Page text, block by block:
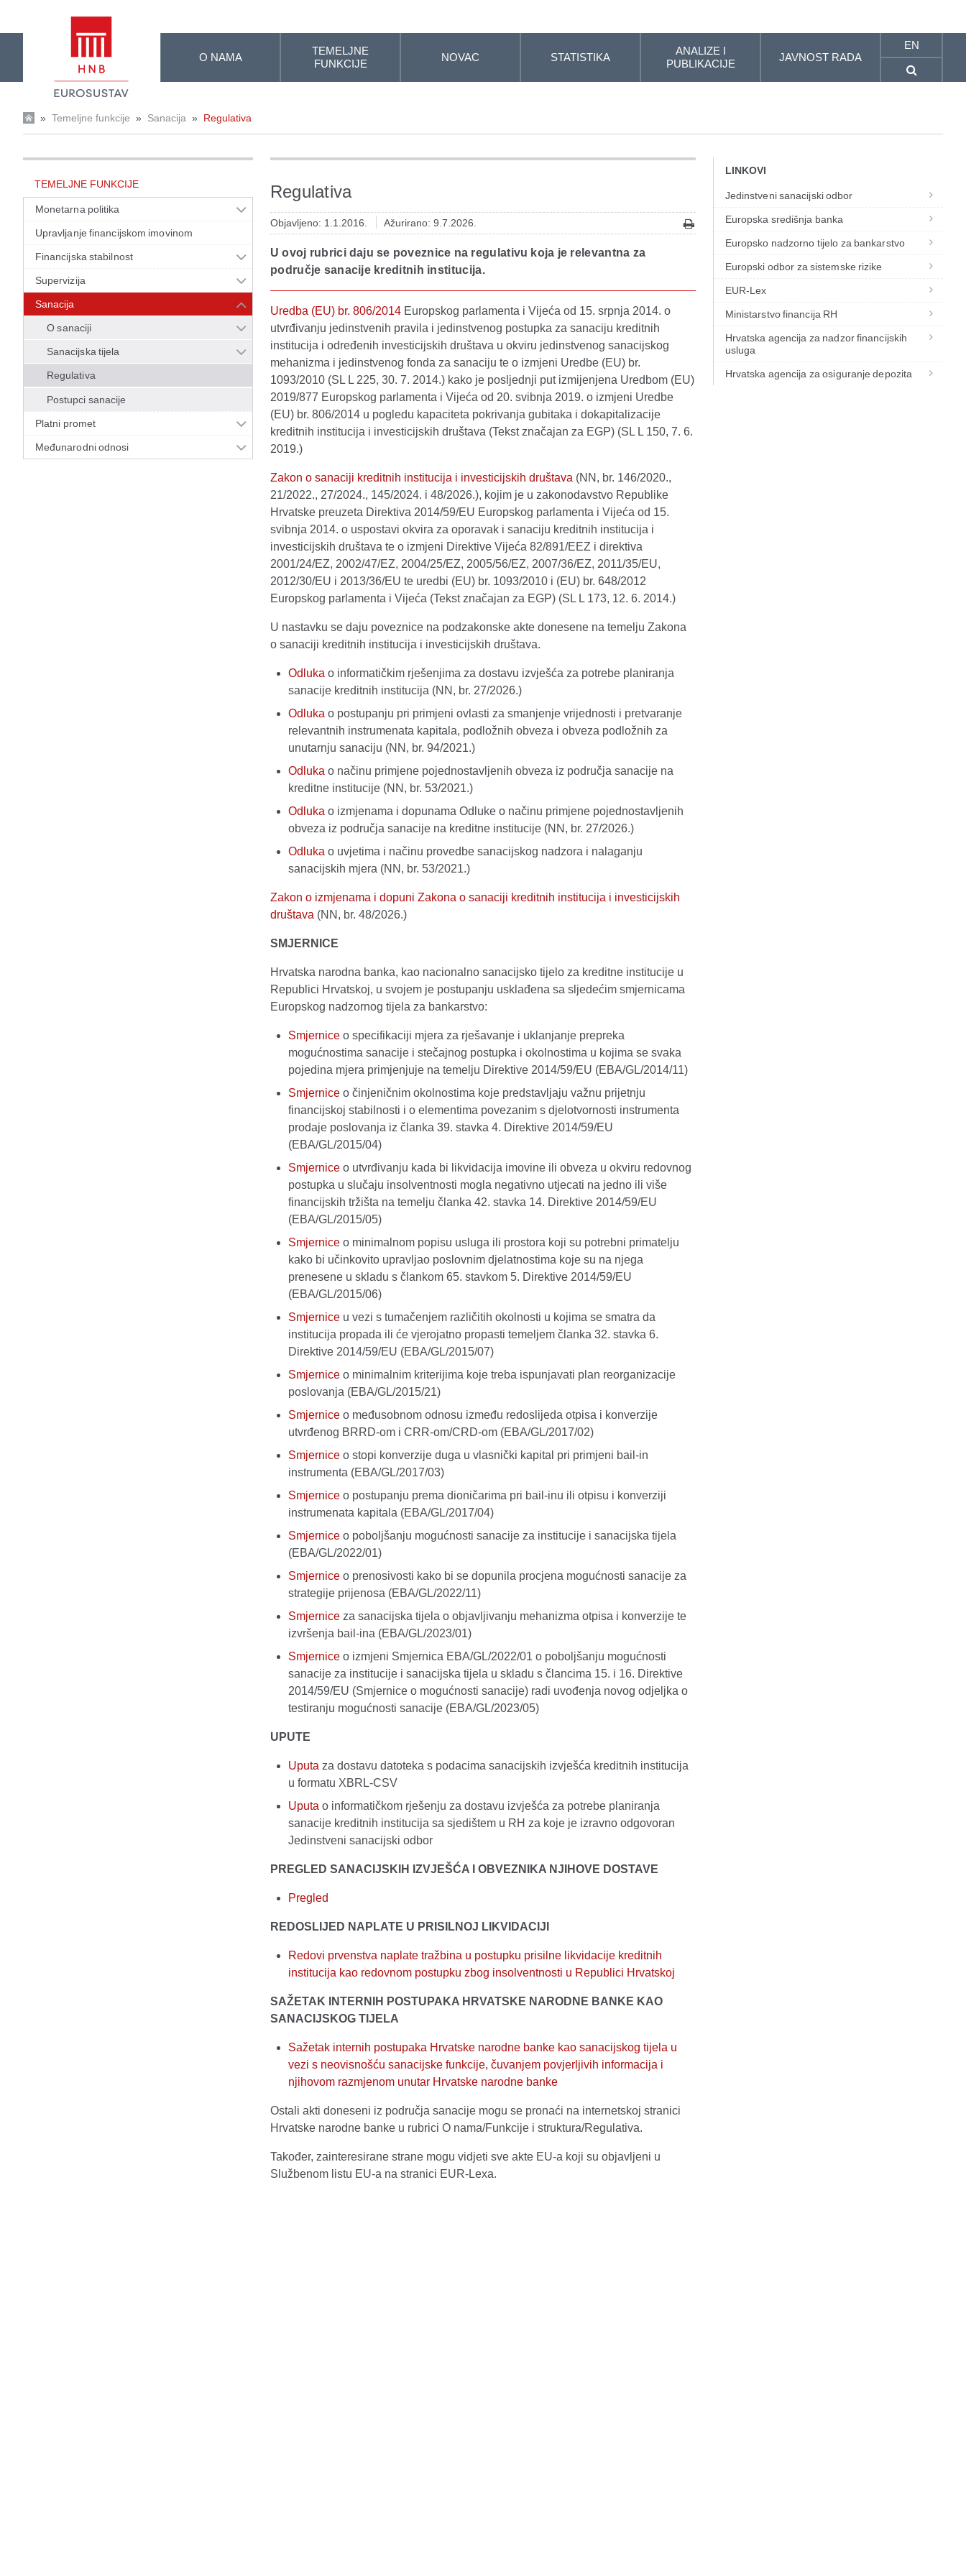
O NAMA
TEMELJNE
FUNKCIJE
NOVAC STATISTIKA
ANALIZE I
PUBLIKACIJE
JAVNOST RADA
EN
» Temeljne funkcije » Sanacija » Regulativa
TEMELJNE FUNKCIJE
Monetarna politika
Upravljanje financijskom imovinom
Financijska stabilnost
Supervizija
Sanacija
O sanaciji
Sanacijska tijela
Regulativa
Postupci sanacije
Platni promet
Međunarodni odnosi
Regulativa
Objavljeno: 1.1.2016. Ažurirano: 9.7.2026.
U ovoj rubrici daju se poveznice na regulativu koja je relevantna za
područje sanacije kreditnih institucija.
Uredba (EU) br. 806/2014 Europskog parlamenta i Vijeća od 15. srpnja 2014. o
utvrđivanju jedinstvenih pravila i jedinstvenog postupka za sanaciju kreditnih
institucija i određenih investicijskih društava u okviru jedinstvenog sanacijskog
mehanizma i jedinstvenog fonda za sanaciju te o izmjeni Uredbe (EU) br.
1093/2010 (SL L 225, 30. 7. 2014.) kako je posljednji put izmijenjena Uredbom (EU)
2019/877 Europskog parlamenta i Vijeća od 20. svibnja 2019. o izmjeni Uredbe
(EU) br. 806/2014 u pogledu kapaciteta pokrivanja gubitaka i dokapitalizacije
kreditnih institucija i investicijskih društava (Tekst značajan za EGP) (SL L 150, 7. 6.
2019.)
Zakon o sanaciji kreditnih institucija i investicijskih društava (NN, br. 146/2020.,
21/2022., 27/2024., 145/2024. i 48/2026.), kojim je u zakonodavstvo Republike
Hrvatske preuzeta Direktiva 2014/59/EU Europskog parlamenta i Vijeća od 15.
svibnja 2014. o uspostavi okvira za oporavak i sanaciju kreditnih institucija i
investicijskih društava te o izmjeni Direktive Vijeća 82/891/EEZ i direktiva
2001/24/EZ, 2002/47/EZ, 2004/25/EZ, 2005/56/EZ, 2007/36/EZ, 2011/35/EU,
2012/30/EU i 2013/36/EU te uredbi (EU) br. 1093/2010 i (EU) br. 648/2012
Europskog parlamenta i Vijeća (Tekst značajan za EGP) (SL L 173, 12. 6. 2014.)
U nastavku se daju poveznice na podzakonske akte donesene na temelju Zakona
o sanaciji kreditnih institucija i investicijskih društava.
Odluka o informatičkim rješenjima za dostavu izvješća za potrebe planiranja
sanacije kreditnih institucija (NN, br. 27/2026.)
Odluka o postupanju pri primjeni ovlasti za smanjenje vrijednosti i pretvaranje
relevantnih instrumenata kapitala, podložnih obveza i obveza podložnih za
unutarnju sanaciju (NN, br. 94/2021.)
Odluka o načinu primjene pojednostavljenih obveza iz područja sanacije na
kreditne institucije (NN, br. 53/2021.)
Odluka o izmjenama i dopunama Odluke o načinu primjene pojednostavljenih
obveza iz područja sanacije na kreditne institucije (NN, br. 27/2026.)
Odluka o uvjetima i načinu provedbe sanacijskog nadzora i nalaganju
sanacijskih mjera (NN, br. 53/2021.)
Zakon o izmjenama i dopuni Zakona o sanaciji kreditnih institucija i investicijskih
društava (NN, br. 48/2026.)
SMJERNICE
Hrvatska narodna banka, kao nacionalno sanacijsko tijelo za kreditne institucije u
Republici Hrvatskoj, u svojem je postupanju usklađena sa sljedećim smjernicama
Europskog nadzornog tijela za bankarstvo:
Smjernice o specifikaciji mjera za rješavanje i uklanjanje prepreka
mogućnostima sanacije i stečajnog postupka i okolnostima u kojima se svaka
pojedina mjera primjenjuje na temelju Direktive 2014/59/EU (EBA/GL/2014/11)
Smjernice o činjeničnim okolnostima koje predstavljaju važnu prijetnju
financijskoj stabilnosti i o elementima povezanim s djelotvornosti instrumenta
prodaje poslovanja iz članka 39. stavka 4. Direktive 2014/59/EU
(EBA/GL/2015/04)
Smjernice o utvrđivanju kada bi likvidacija imovine ili obveza u okviru redovnog
postupka u slučaju insolventnosti mogla negativno utjecati na jedno ili više
financijskih tržišta na temelju članka 42. stavka 14. Direktive 2014/59/EU
(EBA/GL/2015/05)
Smjernice o minimalnom popisu usluga ili prostora koji su potrebni primatelju
kako bi učinkovito upravljao poslovnim djelatnostima koje su na njega
prenesene u skladu s člankom 65. stavkom 5. Direktive 2014/59/EU
(EBA/GL/2015/06)
Smjernice u vezi s tumačenjem različitih okolnosti u kojima se smatra da
institucija propada ili će vjerojatno propasti temeljem članka 32. stavka 6.
Direktive 2014/59/EU (EBA/GL/2015/07)
Smjernice o minimalnim kriterijima koje treba ispunjavati plan reorganizacije
poslovanja (EBA/GL/2015/21)
Smjernice o međusobnom odnosu između redoslijeda otpisa i konverzije
utvrđenog BRRD-om i CRR-om/CRD-om (EBA/GL/2017/02)
Smjernice o stopi konverzije duga u vlasnički kapital pri primjeni bail-in
instrumenta (EBA/GL/2017/03)
Smjernice o postupanju prema dioničarima pri bail-inu ili otpisu i konverziji
instrumenata kapitala (EBA/GL/2017/04)
Smjernice o poboljšanju mogućnosti sanacije za institucije i sanacijska tijela
(EBA/GL/2022/01)
Smjernice o prenosivosti kako bi se dopunila procjena mogućnosti sanacije za
strategije prijenosa (EBA/GL/2022/11)
Smjernice za sanacijska tijela o objavljivanju mehanizma otpisa i konverzije te
izvršenja bail-ina (EBA/GL/2023/01)
Smjernice o izmjeni Smjernica EBA/GL/2022/01 o poboljšanju mogućnosti
sanacije za institucije i sanacijska tijela u skladu s člancima 15. i 16. Direktive
2014/59/EU (Smjernice o mogućnosti sanacije) radi uvođenja novog odjeljka o
testiranju mogućnosti sanacije (EBA/GL/2023/05)
UPUTE
Uputa za dostavu datoteka s podacima sanacijskih izvješća kreditnih institucija
u formatu XBRL-CSV
Uputa o informatičkom rješenju za dostavu izvješća za potrebe planiranja
sanacije kreditnih institucija sa sjedištem u RH za koje je izravno odgovoran
Jedinstveni sanacijski odbor
PREGLED SANACIJSKIH IZVJEŠĆA I OBVEZNIKA NJIHOVE DOSTAVE
Pregled
REDOSLIJED NAPLATE U PRISILNOJ LIKVIDACIJI
Redovi prvenstva naplate tražbina u postupku prisilne likvidacije kreditnih
institucija kao redovnom postupku zbog insolventnosti u Republici Hrvatskoj
SAŽETAK INTERNIH POSTUPAKA HRVATSKE NARODNE BANKE KAO
SANACIJSKOG TIJELA
Sažetak internih postupaka Hrvatske narodne banke kao sanacijskog tijela u
vezi s neovisnošću sanacijske funkcije, čuvanjem povjerljivih informacija i
njihovom razmjenom unutar Hrvatske narodne banke
Ostali akti doneseni iz područja sanacije mogu se pronaći na internetskoj stranici
Hrvatske narodne banke u rubrici O nama/Funkcije i struktura/Regulativa.
Također, zainteresirane strane mogu vidjeti sve akte EU-a koji su objavljeni u
Službenom listu EU-a na stranici EUR-Lexa.
LINKOVI
Jedinstveni sanacijski odbor
Europska središnja banka
Europsko nadzorno tijelo za bankarstvo
Europski odbor za sistemske rizike
EUR-Lex
Ministarstvo financija RH
Hrvatska agencija za nadzor financijskih
usluga
Hrvatska agencija za osiguranje depozita